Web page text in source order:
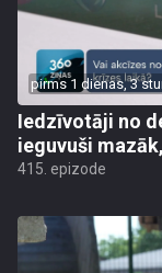
pirms 1 dienas, 3
Iedzīvotāji no
ieguvuši
415. epizode